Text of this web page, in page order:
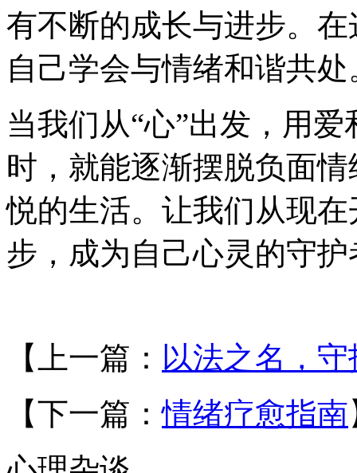
有不断的成长与进步。
自己学会与情绪和谐共处
当我们从“心”出发，用
时，就能逐渐摆脱负面
悦的生活。让我们从现
步，成为自己心灵的守护
【上一篇： 以法之名，
【下一篇：情绪疗愈指南